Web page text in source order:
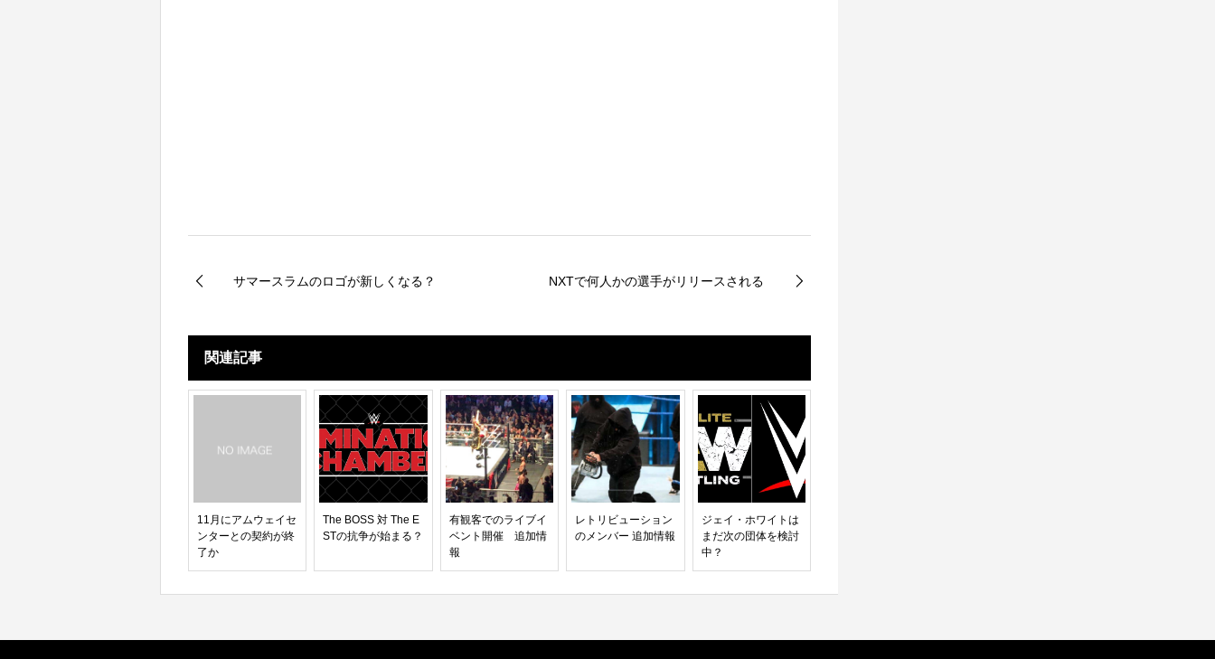
サマースラムのロゴが新しくなる？ NXTで何人かの選手がリリースされる
関連記事
11月にアムウェイセ
ンターとの契約が終
了か
The BOSS 対 The E
STの抗争が始まる？
有観客でのライブイ
ベント開催 追加情
報
レトリビューション
のメンバー 追加情報
ジェイ・ホワイトは
まだ次の団体を検討
中？